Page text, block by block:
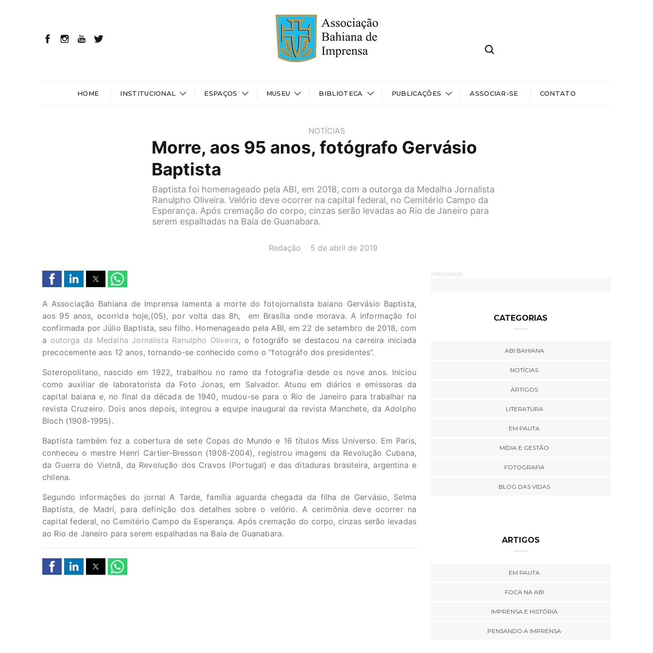
HOME INSTITUCIONAL ESPAÇOS MUSEU BIBLIOTECA PUBLICAÇÕES ASSOCIAR-SE CONTATO
NOTÍCIAS
Morre, aos 95 anos, fotógrafo Gervásio
Baptista
Baptista foi homenageado pela ABI, em 2018, com a outorga da Medalha Jornalista
Ranulpho Oliveira. Velório deve ocorrer na capital federal, no Cemitério Campo da
Esperança. Após cremação do corpo, cinzas serão levadas ao Rio de Janeiro para
serem espalhadas na Baía de Guanabara.
AUTOR(A):
Redação DATA:
5 de abril de 2019
A Associação Bahiana de Imprensa lamenta a morte do fotojornalista baiano Gervásio Baptista,
aos 95 anos, ocorrida hoje,(05), por volta das 8h, em Brasília onde morava. A informação foi
confirmada por Júlio Baptista, seu filho. Homenageado pela ABI, em 22 de setembro de 2018, com
a outorga da Medalha Jornalista Ranulpho Oliveira, o fotográfo se destacou na carreira iniciada
precocemente aos 12 anos, tornando-se conhecido como o “fotográfo dos presidentes”.
Soteropolitano, nascido em 1922, trabalhou no ramo da fotografia desde os nove anos. Iniciou
como auxiliar de laboratorista da Foto Jonas, em Salvador. Atuou em diários e emissoras da
capital baiana e, no final da década de 1940, mudou-se para o Rio de Janeiro para trabalhar na
revista Cruzeiro. Dois anos depois, integrou a equipe inaugural da revista Manchete, da Adolpho
Bloch (1908-1995).
Baptista também fez a cobertura de sete Copas do Mundo e 16 títulos Miss Universo. Em Paris,
conheceu o mestre Henri Cartier-Bresson (1908-2004), registrou imagens da Revolução Cubana,
da Guerra do Vietnã, da Revolução dos Cravos (Portugal) e das ditaduras brasileira, argentina e
chilena.
Segundo informações do jornal A Tarde, família aguarda chegada da filha de Gervásio, Selma
Baptista, de Madri, para definição dos detalhes sobre o velório. A cerimônia deve ocorrer na
capital federal, no Cemitério Campo da Esperança. Após cremação do corpo, cinzas serão levadas
ao Rio de Janeiro para serem espalhadas na Baía de Guanabara.
PUBLICIDADE
CATEGORIAS
ABI BAHIANA
NOTÍCIAS
ARTIGOS
LITERATURA
EM PAUTA
MÍDIA E GESTÃO
FOTOGRAFIA
BLOG DAS VIDAS
ARTIGOS
EM PAUTA
FOCA NA ABI
IMPRENSA E HISTÓRIA
PENSANDO A IMPRENSA